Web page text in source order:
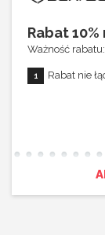
Rabat
Ważność
Rabat nie